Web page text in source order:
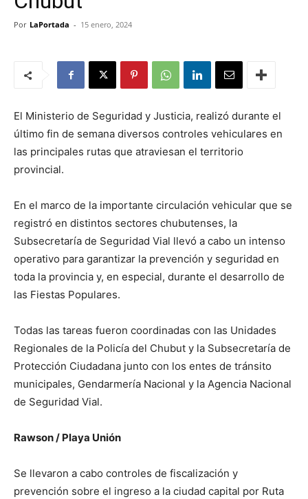
Por LaPortada - 15 enero, 2024
El Ministerio de Seguridad y Justicia, realizó durante el
último fin de semana diversos controles vehiculares en
las principales rutas que atraviesan el territorio
provincial.
En el marco de la importante circulación vehicular que se
registró en distintos sectores chubutenses, la
Subsecretaría de Seguridad Vial llevó a cabo un intenso
operativo para garantizar la prevención y seguridad en
toda la provincia y, en especial, durante el desarrollo de
las Fiestas Populares.
Todas las tareas fueron coordinadas con las Unidades
Regionales de la Policía del Chubut y la Subsecretaría de
Protección Ciudadana junto con los entes de tránsito
municipales, Gendarmería Nacional y la Agencia Nacional
de Seguridad Vial.
Rawson / Playa Unión
Se llevaron a cabo controles de fiscalización y
prevención sobre el ingreso a la ciudad capital por Ruta